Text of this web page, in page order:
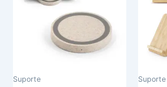
Suporte Suporte